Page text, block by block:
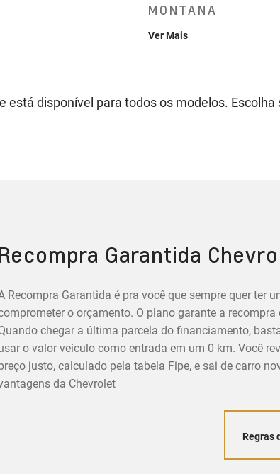
MONTANA
Ver Mais
está disponível para todos os modelos. Escolha
Recompra Garantida
Recompra Garantida é pra você que sempre quer ter
o orçamento. O plano garante a recompra
chegar a última parcela do financiamento,
o valor veículo como entrada em um 0 km. Você
justo, calculado pela tabela Fipe, e sai de carro
da Chevrolet
Regras